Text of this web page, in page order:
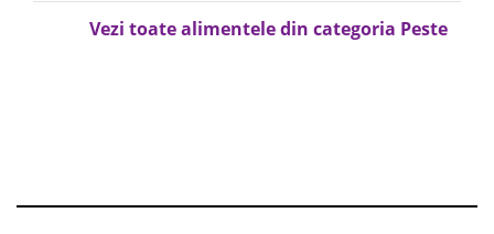
Vezi toate alimentele din categoria Peste